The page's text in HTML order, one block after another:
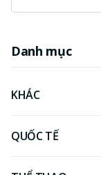
Danh mục
KHÁC
QUỐC TẾ